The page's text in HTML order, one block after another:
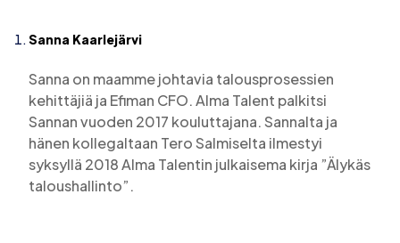
Sanna Kaarlejärvi
Sanna on maamme johtavia talousprosessien
kehittäjiä ja Efiman CFO. Alma Talent palkitsi
Sannan vuoden 2017 kouluttajana. Sannalta ja
hänen kollegaltaan Tero Salmiselta ilmestyi
syksyllä 2018 Alma Talentin julkaisema kirja ”Älykäs
taloushallinto”.